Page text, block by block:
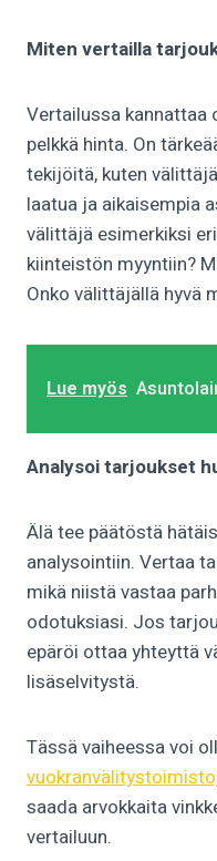
Miten vertailla
Vertailussa kannattaa
pelkkä hinta. On
tekijöitä, kuten
laatua ja aikaisempia
välittäjä esimerkiksi
kiinteistön myyntiin?
Onko välittäjällä hyvä
Lue myös
Analysoi tarjoukset
Älä tee päätöstä
analysointiin. Vertaa
mikä niistä vastaa
odotuksiasi. Jos
epäröi ottaa yhteyttä
lisäselvitystä.
Tässä vaiheessa voi
saada arvokkaita
vertailuun.